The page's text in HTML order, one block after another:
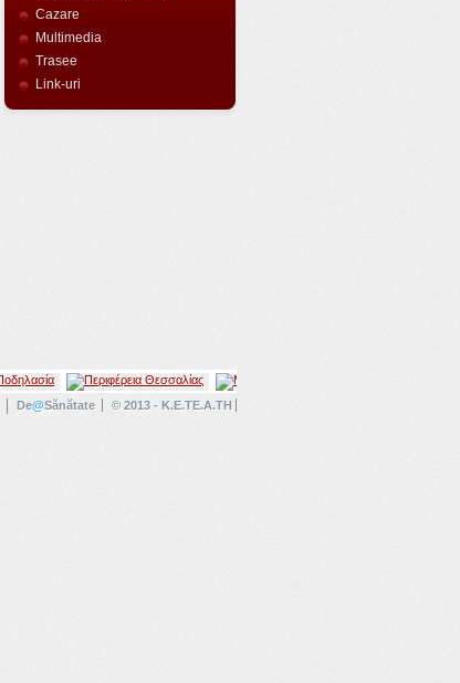
Cazare
Multimedia
Trasee
Link-uri
De@Sănătate © 2013 - K.E.TE.A.TH